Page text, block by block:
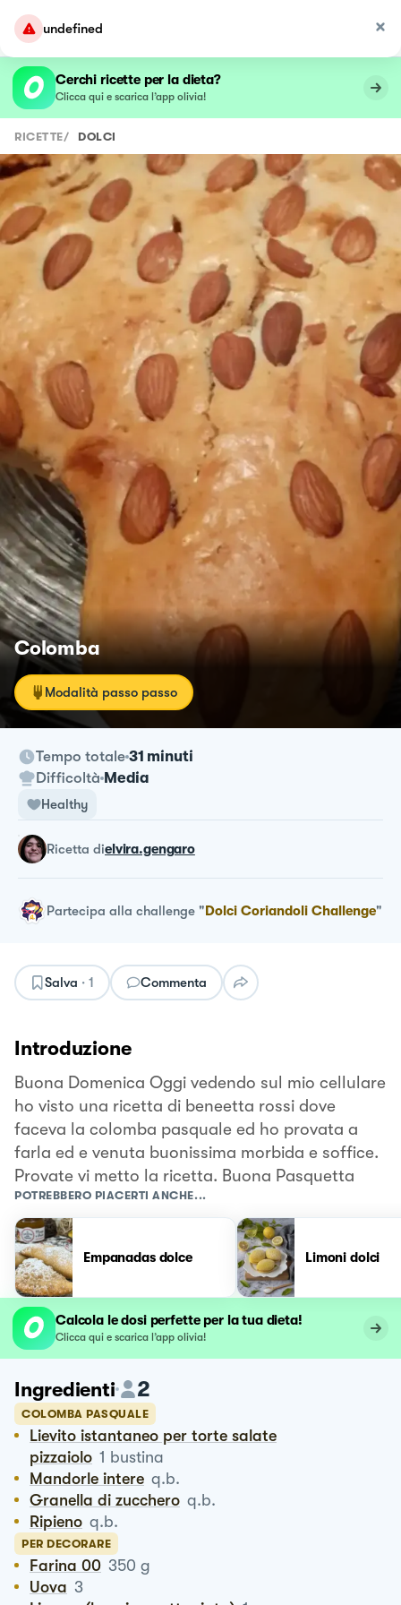
undefined
Cerchi ricette per la dieta?
Clicca qui e scarica l’app olivia!
RICETTE/ DOLCI
Colomba
Modalità passo passo
Tempo totale 31 minuti
Difficoltà Media
Healthy
ricetta dielvira.gengaro
Partecipa alla challenge "Dolci Coriandoli Challenge"
Salva · 1 Commenta
Introduzione
Buona Domenica Oggi vedendo sul mio cellulare
ho visto una ricetta di beneetta rossi dove
faceva la colomba pasquale ed ho provata a
farla ed e venuta buonissima morbida e soffice.
Provate vi metto la ricetta. Buona Pasquetta
POTREBBERO PIACERTI ANCHE...
Empanadas dolce Limoni dolci
Calcola le dosi perfette per la tua dieta!
Clicca qui e scarica l’app olivia!
Ingredienti 2
COLOMBA PASQUALE
Lievito istantaneo per torte salate
pizzaiolo 1 bustina
Mandorle intere q.b.
Granella di zucchero q.b.
Ripieno q.b.
PER DECORARE
Farina 00 350 g
Uova 3